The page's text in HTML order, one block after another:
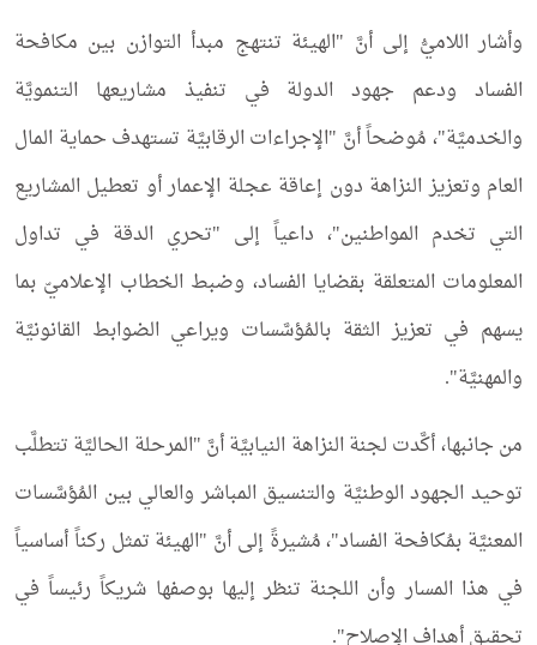
وأشار اللاميُّ إلى أنَّ "الهيئة تنتهج مبدأ التوازن بين مكافحة
الفساد ودعم جهود الدولة في تنفيذ مشاريعها التنمويَّة
والخدميَّة"، مُوضحاً أنَّ "الإجراءات الرقابيَّة تستهدف حماية المال
العام وتعزيز النزاهة دون إعاقة عجلة الإعمار أو تعطيل المشاريع
التي تخدم المواطنين"، داعياً إلى "تحري الدقة في تداول
المعلومات المتعلقة بقضايا الفساد، وضبط الخطاب الإعلاميّ بما
يسهم في تعزيز الثقة بالمُؤسَّسات ويراعي الضوابط القانونيَّة
والمهنيَّة".
من جانبها، أكَّدت لجنة النزاهة النيابيَّة أنَّ "المرحلة الحاليَّة تتطلَّب
توحيد الجهود الوطنيَّة والتنسيق المباشر والعالي بين المُؤسَّسات
المعنيَّة بمُكافحة الفساد"، مُشيرةً إلى أنَّ "الهيئة تمثل ركناً أساسياً
في هذا المسار وأن اللجنة تنظر إليها بوصفها شريكاً رئيساً في
تحقيق أهداف الإصلاح".